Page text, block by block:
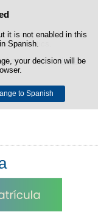
and third-party
statistics.
section of ourlegal
it is not enabled in this
Spanish.
your decision will be
to Spanish